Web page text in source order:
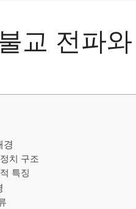
교 전파
경
치 구조
특징